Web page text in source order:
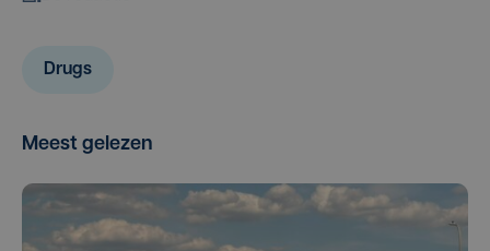
Drugs
Meest gelezen